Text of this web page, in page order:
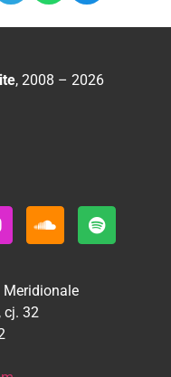
, 2008 – 2026
cj. 32